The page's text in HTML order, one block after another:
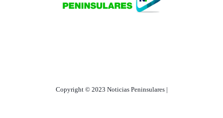
Copyright © 2023 Noticias Peninsulares |